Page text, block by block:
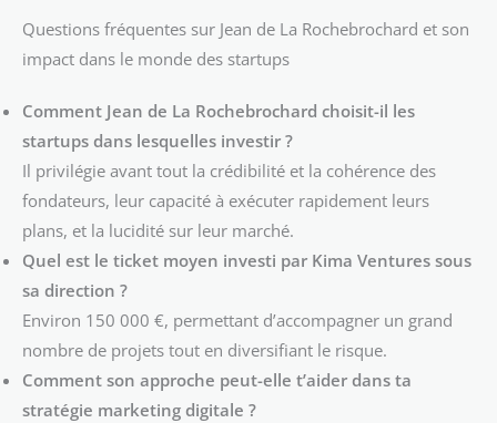
Questions fréquentes sur Jean de La Rochebrochard et son
impact dans le monde des startups
Comment Jean de La Rochebrochard choisit-il les
startups dans lesquelles investir ?
Il privilégie avant tout la crédibilité et la cohérence des
fondateurs, leur capacité à exécuter rapidement leurs
plans, et la lucidité sur leur marché.
Quel est le ticket moyen investi par Kima Ventures sous
sa direction ?
Environ 150 000 €, permettant d’accompagner un grand
nombre de projets tout en diversifiant le risque.
Comment son approche peut-elle t’aider dans ta
stratégie marketing digitale ?